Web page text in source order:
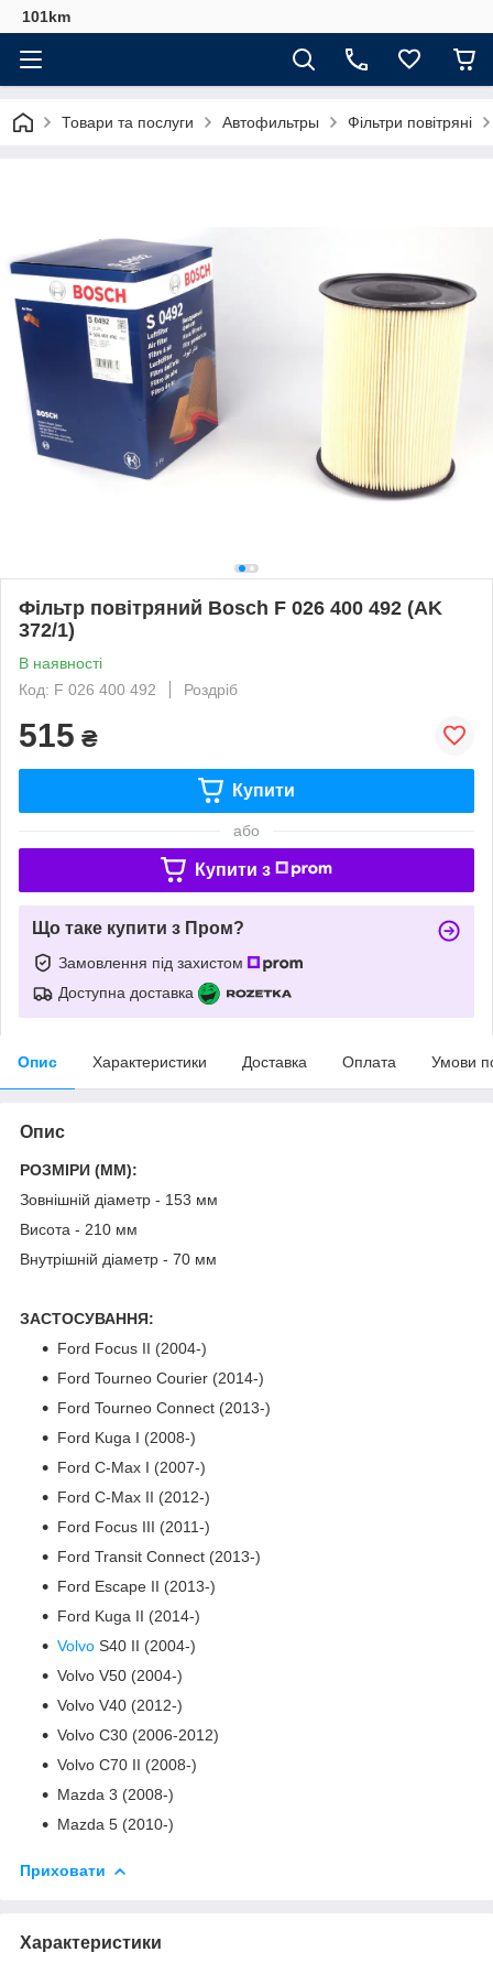
101km
Товари та послуги Автофильтры Фільтри повітряні
Фільтр повітряний Bosch F 026 400 492 (AK
372/1)
В наявності
Код: F 026 400 492
Роздріб
515 ₴
Купити
або
Купити з
Що таке купити з Пром?
Замовлення під захистом
Доступна доставка
Опис Характеристики Доставка Оплата Умови
Опис
РОЗМІРИ (MM):
Зовнішній діаметр - 153 мм
Висота - 210 мм
Внутрішній діаметр - 70 мм
ЗАСТОСУВАННЯ:
Ford Focus II (2004-)
Ford Tourneo Courier (2014-)
Ford Tourneo Connect (2013-)
Ford Kuga I (2008-)
Ford C-Max I (2007-)
Ford C-Max II (2012-)
Ford Focus III (2011-)
Ford Transit Connect (2013-)
Ford Escape II (2013-)
Ford Kuga II (2014-)
Volvo S40 II (2004-)
Volvo V50 (2004-)
Volvo V40 (2012-)
Volvo C30 (2006-2012)
Volvo C70 II (2008-)
Mazda 3 (2008-)
Mazda 5 (2010-)
Приховати
Характеристики